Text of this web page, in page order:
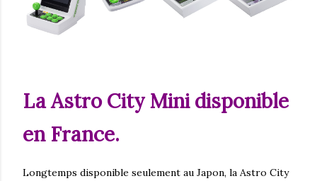
La Astro City Mini disponible
en France.
Longtemps disponible seulement au Japon, la Astro City